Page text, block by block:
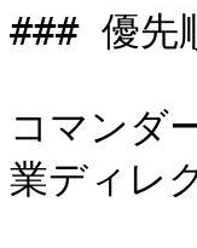
### 優先
コマンダ
業ディレ